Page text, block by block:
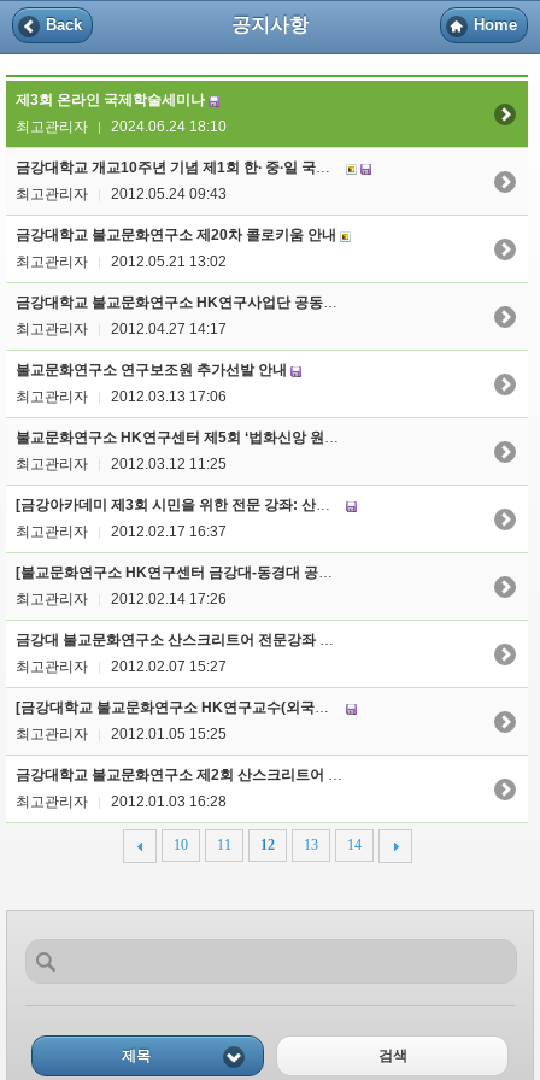
Back 공지사항 Home
제3회 온라인 국제학술세미나
최고관리자
2024.06.24 18:10
금강대학교 개교10주년 기념 제1회 한∙ 중∙일 국제불교학술대회 개최안내
최고관리자
2012.05.24 09:43
금강대학교 불교문화연구소 제20차 콜로키움 안내
최고관리자
2012.05.21 13:02
금강대학교 불교문화연구소 HK연구사업단 공동강독 연구물 성과발표회 안내
최고관리자
2012.04.27 14:17
불교문화연구소 연구보조원 추가선발 안내
최고관리자
2012.03.13 17:06
불교문화연구소 HK연구센터 제5회 ‘법화신앙 원류’ 국내학술대회 개최안내
최고관리자
2012.03.12 11:25
[금강아카데미 제3회 시민을 위한 전문 강좌: 산스끄리뜨 고전과의 대화]
최고관리자
2012.02.17 16:37
[불교문화연구소 HK연구센터 금강대-동경대 공동 세미나 개최안내]
최고관리자
2012.02.14 17:26
금강대 불교문화연구소 산스크리트어 전문강좌 관련 안내문
최고관리자
2012.02.07 15:27
[금강대학교 불교문화연구소 HK연구교수(외국인) 초빙 공고]
최고관리자
2012.01.05 15:25
금강대학교 불교문화연구소 제2회 산스크리트어 전문강좌 개설 안내
최고관리자
2012.01.03 16:28
10 11 12 13 14
제목 검색